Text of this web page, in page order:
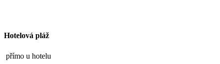
Hotelová pláž
přímo u hotelu